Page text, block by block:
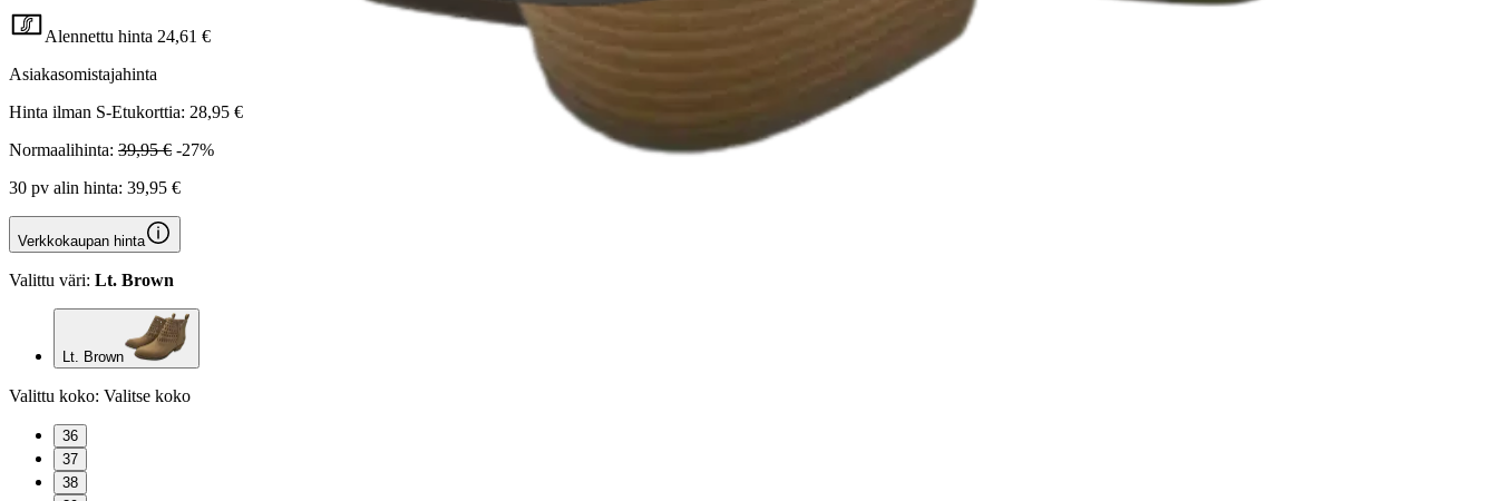
Alennettu hinta 24,61 €
Asiakasomistajahinta
Hinta ilman S-Etukorttia: 28,95 €
Normaalihinta: 39,95 € -27%
30 pv alin hinta: 39,95 €
Verkkokaupan hinta
Valittu väri: Lt. Brown
Lt. Brown
Valittu koko: Valitse koko
36
37
38